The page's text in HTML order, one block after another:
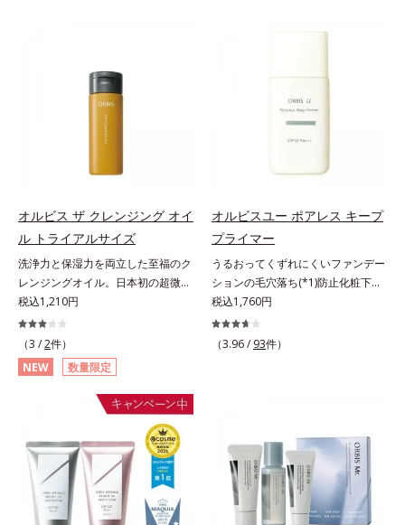
オルビス ザ クレンジング オイ
ル トライアルサイズ
洗浄力と保湿力を両立した至福のク
レンジングオイル。日本初の超微粒
子技術(*1)が毛穴奥の微細な汚れに
アプローチ。圧倒的な洗浄力と毛穴
悩みに着目したクレンジングオイル
のトライアルサイズです。日本初・
超微粒子技術(*1)で、さっと塗り広
げるだけで濃いメイクはもちろん毛
穴悩みも取り去り、一瞬で気持ちの
いい素肌へ。スキンケア0番目に、
かつてないクレンジング(*2)をご用
意しました。ポーラ化成は独自の先
端研究により、ナノバブルよりも小
さい超微粒子(*3)をクレンジングに
税込1,210円
（3 /2件）
NEW
数量限定
オルビスユー ポアレス キープ
プライマー
うるおってくずれにくいファンデー
ションの毛穴落ち(*1)防止化粧下
地。ファンデーションの毛穴落ち
(*1)防止化粧下地です。毛穴
1/10000サイズのマイクロカバー成
と皮脂のバランスを整え、乾燥＆ベ
タつきレスに。さらに毛穴周りの肌
にうるおいを与え、キュッと引き締
め＆ハリ感をUPさせます。また皮
脂を感知するとギュッと固まる膜を
税込1,760円
（3.96 / 93件）